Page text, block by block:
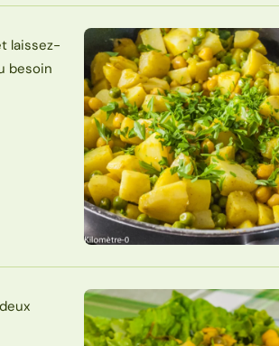
laissez-
besoin